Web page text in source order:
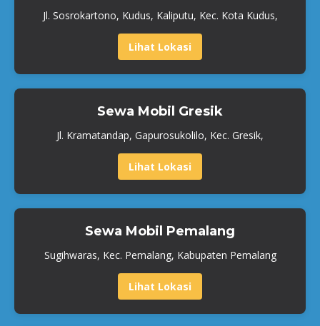
Jl. Sosrokartono, Kudus, Kaliputu, Kec. Kota Kudus,
Lihat Lokasi
Sewa Mobil Gresik
Jl. Kramatandap, Gapurosukolilo, Kec. Gresik,
Lihat Lokasi
Sewa Mobil Pemalang
Sugihwaras, Kec. Pemalang, Kabupaten Pemalang
Lihat Lokasi